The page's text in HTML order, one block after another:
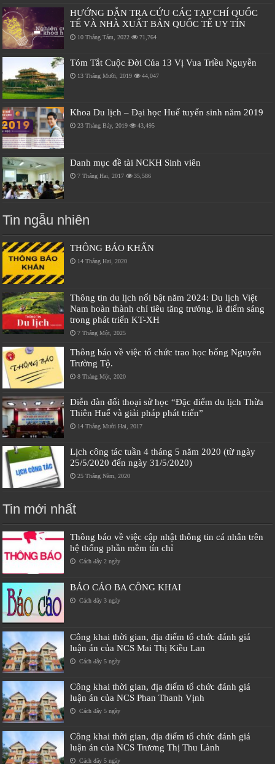
HƯỚNG DẪN TRA CỨU CÁC TẠP CHÍ QUỐC
TẾ VÀ NHÀ XUẤT BẢN QUỐC TẾ UY TÍN
10 Tháng Tám, 2022 71,764
Tóm Tắt Cuộc Đời Của 13 Vị Vua Triều Nguyễn
13 Tháng Mười, 2019 44,047
Khoa Du lịch – Đại học Huế tuyển sinh năm 2019
23 Tháng Bảy, 2019 43,495
Danh mục đề tài NCKH Sinh viên
7 Tháng Hai, 2017 35,586
Tin ngẫu nhiên
THÔNG BÁO KHẨN
14 Tháng Hai, 2020
Thông tin du lịch nổi bật năm 2024: Du lịch Việt
Nam hoàn thành chỉ tiêu tăng trưởng, là điểm sáng
trong phát triển KT-XH
7 Tháng Một, 2025
Thông báo về việc tổ chức trao học bổng Nguyễn
Trường Tộ.
8 Tháng Một, 2020
Diễn đàn đối thoại sử học “Đặc điểm du lịch Thừa
Thiên Huế và giải pháp phát triển”
14 Tháng Mười Hai, 2017
Lịch công tác tuần 4 tháng 5 năm 2020 (từ ngày
25/5/2020 đến ngày 31/5/2020)
25 Tháng Năm, 2020
Tin mới nhất
Thông báo về việc cập nhật thông tin cá nhân trên
hệ thống phần mềm tín chỉ
Cách đây 2 ngày
BÁO CÁO BA CÔNG KHAI
Cách đây 3 ngày
Công khai thời gian, địa điểm tổ chức đánh giá
luận án của NCS Mai Thị Kiều Lan
Cách đây 5 ngày
Công khai thời gian, địa điểm tổ chức đánh giá
luận án của NCS Phan Thanh Vịnh
Cách đây 5 ngày
Công khai thời gian, địa điểm tổ chức đánh giá
luận án của NCS Trương Thị Thu Lành
Cách đây 5 ngày